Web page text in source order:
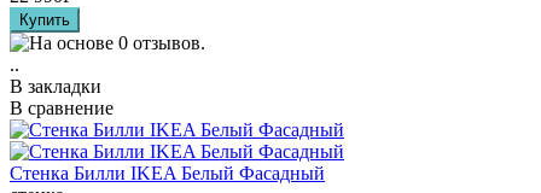
..
В закладки
В сравнение
Стенка Билли IKEA Белый Фасадный